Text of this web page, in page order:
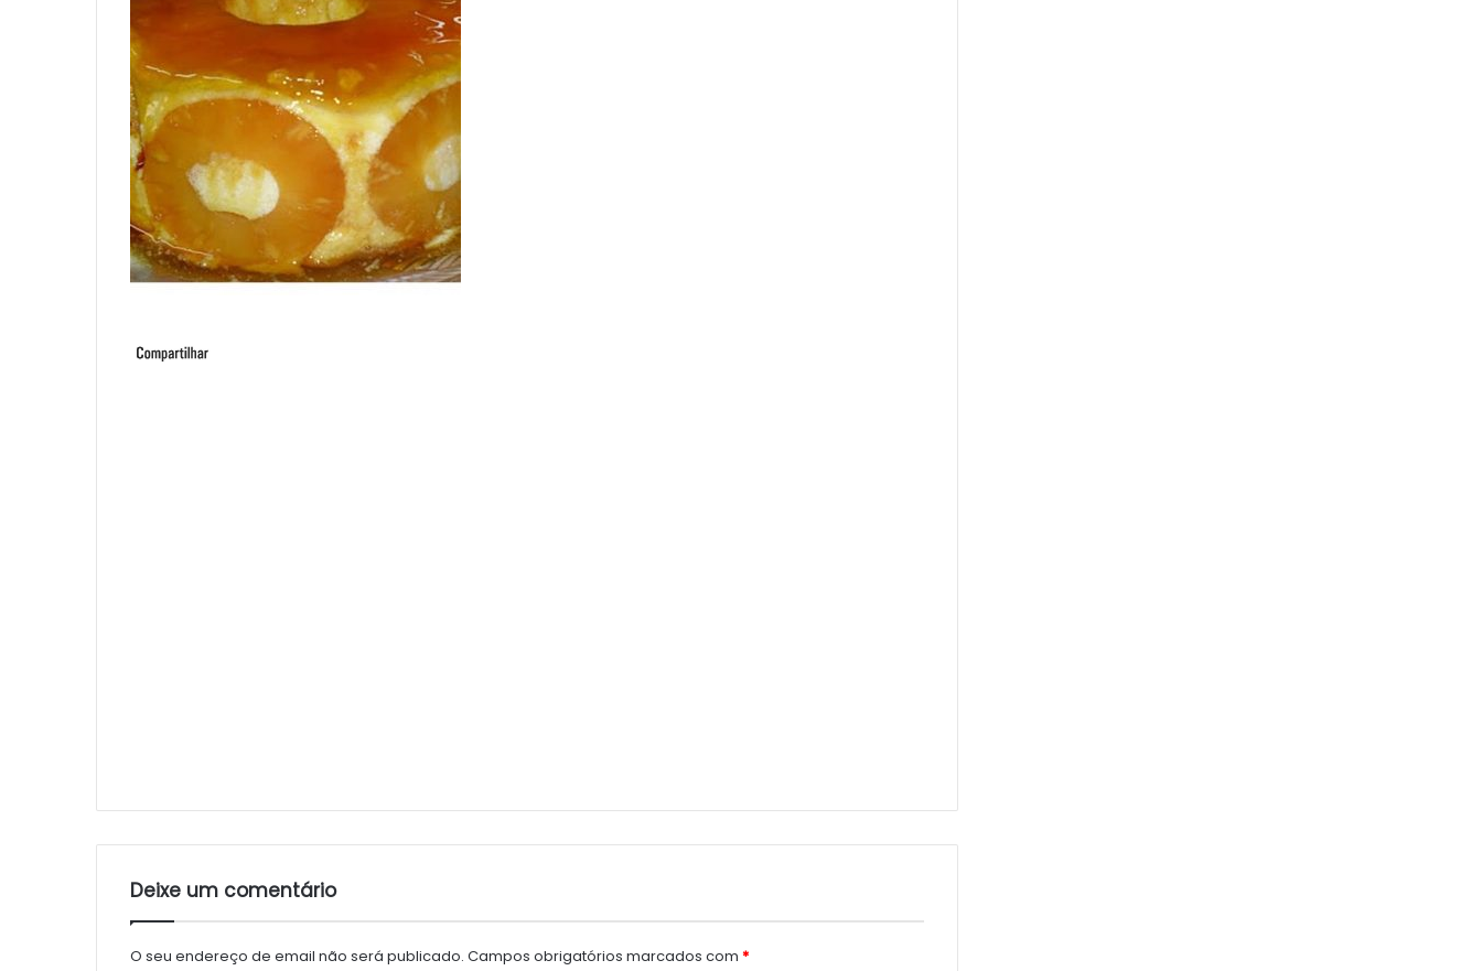
Deixe um comentário
O seu endereço de email não será publicado. Campos obrigatórios marcados com *